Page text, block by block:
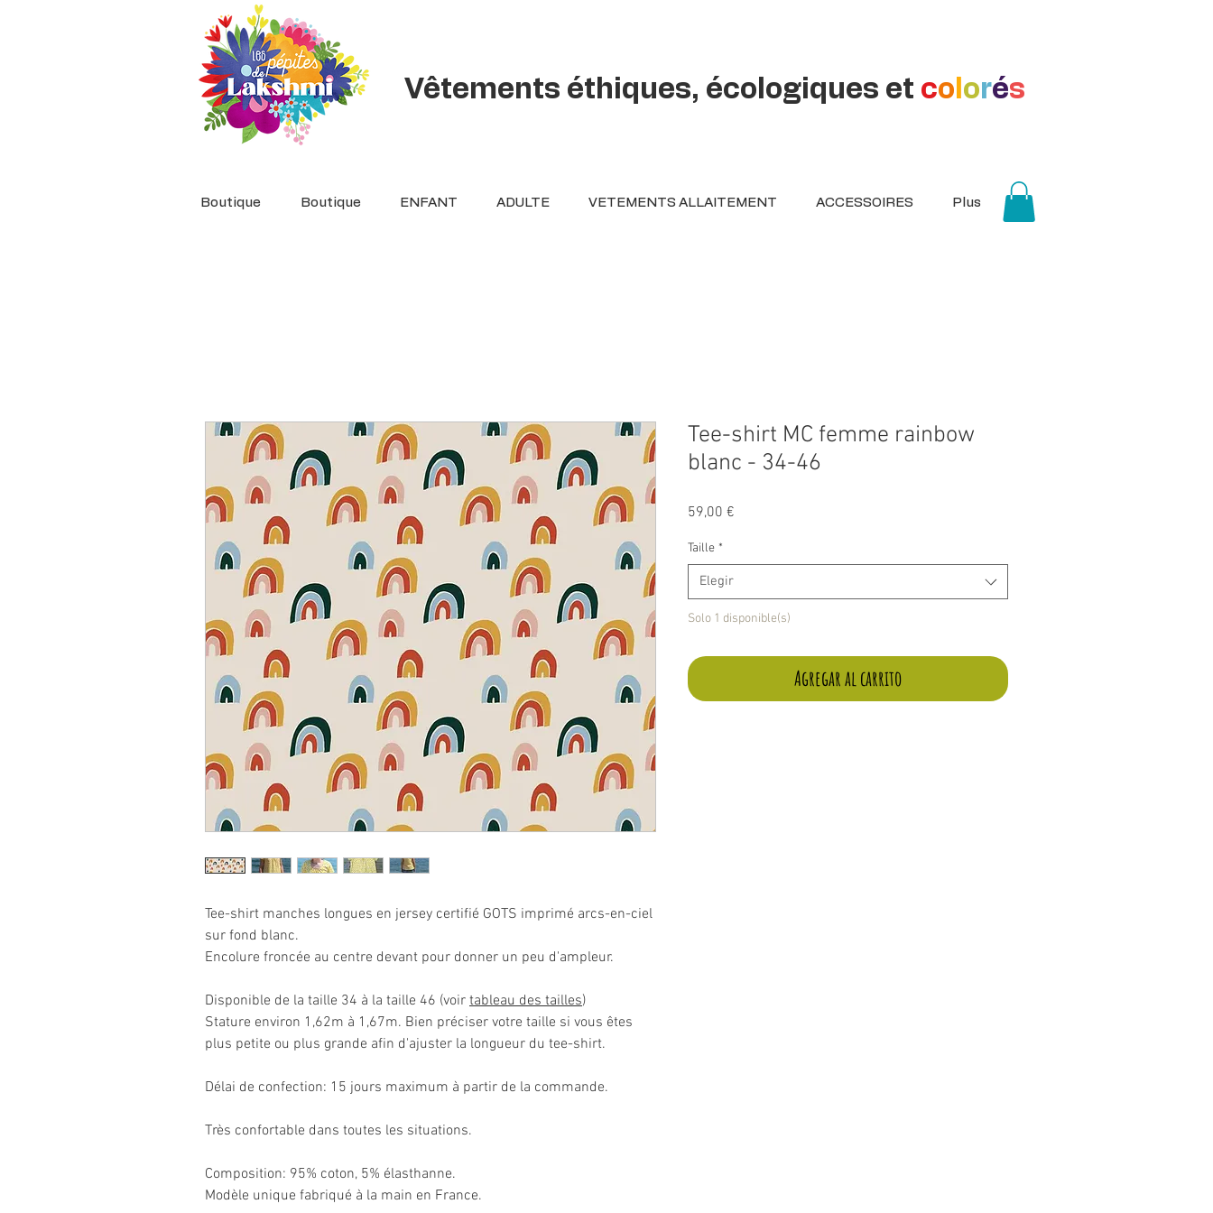
Vêtements éthiques, écologiques et co orés
Boutique Boutique ENFANT ADULTE VETEMENTS ALLAITEMENT ACCESSOIRES Plus
Tee-shirt manches longues en jersey certifié GOTS imprimé arcs-en-ciel
sur fond blanc.
Encolure froncée au centre devant pour donner un peu d'ampleur.
Disponible de la taille 34 à la taille 46 (voir tableau des tailles)
Stature environ 1,62m à 1,67m. Bien préciser votre taille si vous êtes
plus petite ou plus grande afin d'ajuster la longueur du tee-shirt.
Délai de confection: 15 jours maximum à partir de la commande.
Très confortable dans toutes les situations.
Composition: 95% coton, 5% élasthanne.
Modèle unique fabriqué à la main en France.
Tee-shirt MC femme rainbow
blanc - 34-46
59,00 €
Taille *
Elegir
Solo 1 disponible(s)
Agregar al carrito